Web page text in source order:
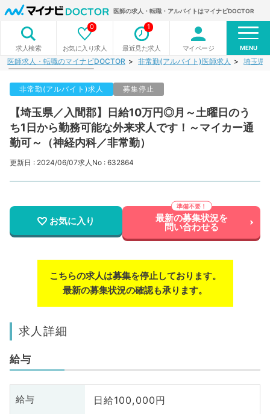
医師の求人・転職・アルバイトはマイナビDOCTOR
求人検索 お気に入り求人
0
最近見た求人
1
マイページ MENU
医師求人・転職のマイナビDOCTOR 非常勤(アルバイト)医師求人 埼玉県
非常勤(アルバイト)求人 募集停止
【埼玉県／入間郡】日給10万円◎月～土曜日のう
ち1日から勤務可能な外来求人です！～マイカー通
勤可～（神経内科／非常勤）
更新日 : 2024/06/07求人No : 632864
お気に入り 最新の募集状況を
問い合わせる
こちらの求人は募集を停止しております。
最新の募集状況の確認も承ります。
求人詳細
給与
給与 日給100,000円